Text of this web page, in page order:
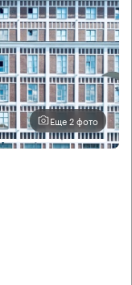
Еще 2 фото